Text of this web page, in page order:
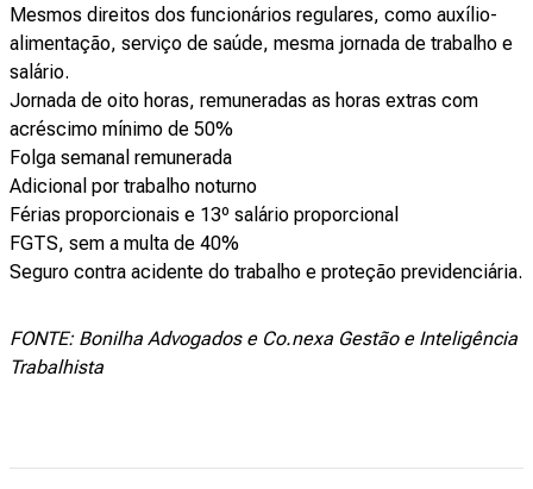
Mesmos direitos dos funcionários regulares, como auxílio-
alimentação, serviço de saúde, mesma jornada de trabalho e
salário.
Jornada de oito horas, remuneradas as horas extras com
acréscimo mínimo de 50%
Folga semanal remunerada
Adicional por trabalho noturno
Férias proporcionais e 13º salário proporcional
FGTS, sem a multa de 40%
Seguro contra acidente do trabalho e proteção previdenciária.
FONTE: Bonilha Advogados e Co.nexa Gestão e Inteligência
Trabalhista